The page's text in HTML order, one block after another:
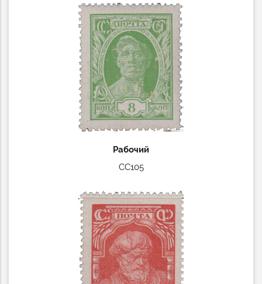
Рабочий
СС105